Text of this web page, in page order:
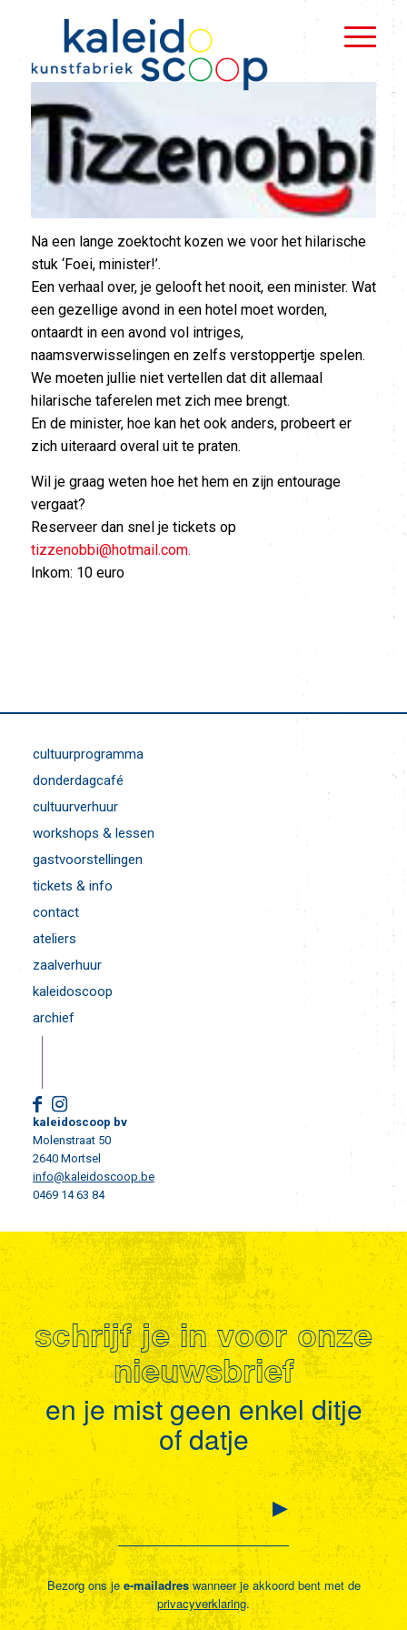
Na een lange zoektocht kozen we voor het hilarische
stuk ‘Foei, minister!’.
Een verhaal over, je gelooft het nooit, een minister. Wat
een gezellige avond in een hotel moet worden,
ontaardt in een avond vol intriges,
naamsverwisselingen en zelfs verstoppertje spelen.
We moeten jullie niet vertellen dat dit allemaal
hilarische taferelen met zich mee brengt.
En de minister, hoe kan het ook anders, probeert er
zich uiteraard overal uit te praten.
Wil je graag weten hoe het hem en zijn entourage
vergaat?
Reserveer dan snel je tickets op
tizzenobbi@hotmail.com.
Inkom: 10 euro
cultuurprogramma
donderdagcafé
cultuurverhuur
workshops & lessen
gastvoorstellingen
tickets & info
contact
ateliers
zaalverhuur
kaleidoscoop
archief
kaleidoscoop bv
Molenstraat 50
2640 Mortsel
info@kaleidoscoop.be
0469 14 63 84
schrijf je in voor onze
nieuwsbrief
en je mist geen enkel ditje
of datje
Bezorg ons je e-mailadreswanneer je akkoord bent met de
privacyverklaring.